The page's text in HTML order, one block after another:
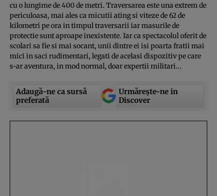
cu o lungime de 400 de metri. Traversarea este una extrem de
periculoasa, mai ales ca micutii ating si viteze de 62 de
kilometri pe ora in timpul traversarii iar masurile de
protectie sunt aproape inexistente. Iar ca spectacolul oferit de
scolari sa fie si mai socant, unii dintre ei isi poarta fratii mai
mici in saci rudimentari, legati de acelasi dispozitiv pe care
s-ar aventura, in mod normal, doar expertii militari...
Adaugă-ne ca sursă
preferată
Urmărește-ne in
Discover